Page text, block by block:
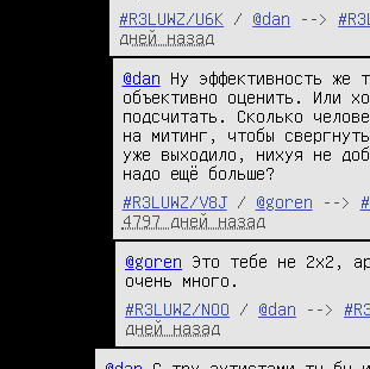
#R3LUWZ/U6K
/ @dan -->
дней назад
@dan Ну эффективность же
объективно оценить. Или
подсчитать. Сколько
на митинг, чтобы
уже выходило, нихуя не
надо ещё больше?
#R3LUWZ/V8J
/ @goren -->
4797 дней назад
@goren Это тебе не 2х2,
очень много.
#R3LUWZ/NOO
/ @dan -->
дней назад